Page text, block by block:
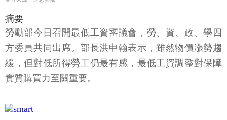
摘要
勞動部今日召開最低工資審議會，勞、資、政、學四
方委員共同出席。部長洪申翰表示，雖然物價漲勢趨
緩，但對低所得勞工仍最有感，最低工資調整對保障
實質購買力至關重要。